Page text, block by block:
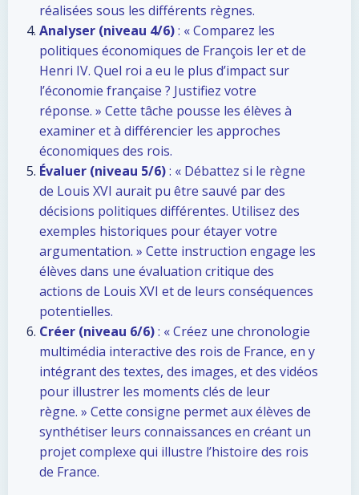
réalisées sous les différents règnes.
Analyser (niveau 4/6): « Comparez les
politiques économiques de François Ier et de
Henri IV. Quel roi a eu le plus d’impact sur
l’économie française ? Justifiez votre
réponse. » Cette tâche pousse les élèves à
examiner et à différencier les approches
économiques des rois.
Évaluer (niveau 5/6): « Débattez si le règne
de Louis XVI aurait pu être sauvé par des
décisions politiques différentes. Utilisez des
exemples historiques pour étayer votre
argumentation. » Cette instruction engage les
élèves dans une évaluation critique des
actions de Louis XVI et de leurs conséquences
potentielles.
Créer (niveau 6/6): « Créez une chronologie
multimédia interactive des rois de France, en y
intégrant des textes, des images, et des vidéos
pour illustrer les moments clés de leur
règne. » Cette consigne permet aux élèves de
synthétiser leurs connaissances en créant un
projet complexe qui illustre l’histoire des rois
de France.